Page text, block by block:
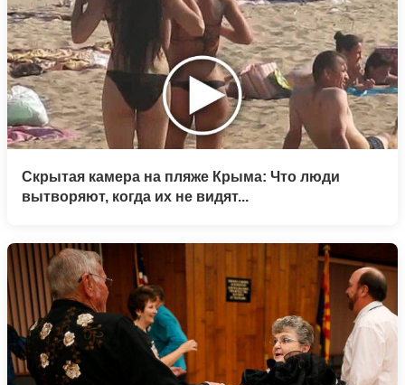
Скрытая камера на пляже Крыма: Что люди
вытворяют, когда их не видят...